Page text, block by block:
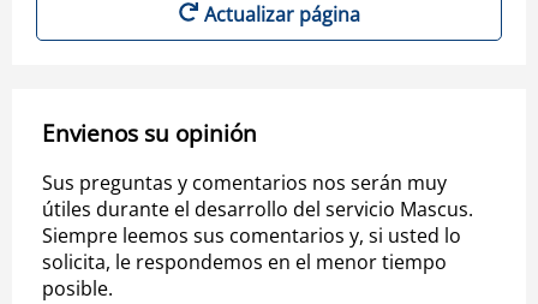
Actualizar página
Envienos su opinión
Sus preguntas y comentarios nos serán muy
útiles durante el desarrollo del servicio Mascus.
Siempre leemos sus comentarios y, si usted lo
solicita, le respondemos en el menor tiempo
posible.